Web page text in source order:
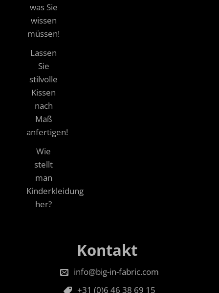
was Sie
wissen
müssen!
Lassen
Sie
stilvolle
Kissen
nach
Maß
anfertigen!
Wie
stellt
man
Kinderkleidung
her?
Kontakt
info@big-in-fabric.com
+31 (0)6 46 38 69 15